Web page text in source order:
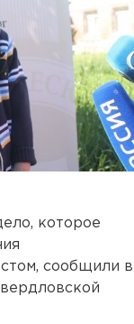
которое
сообщили в